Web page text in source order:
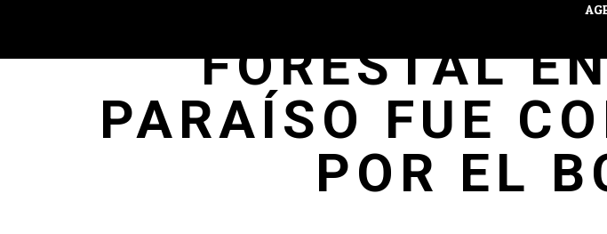
ALARMA 2 DE
FORESTAL
PARAÍSO FUE
POR EL